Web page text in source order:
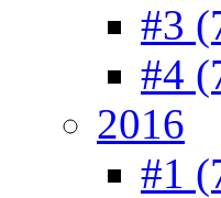
#3
#4
2016
#1